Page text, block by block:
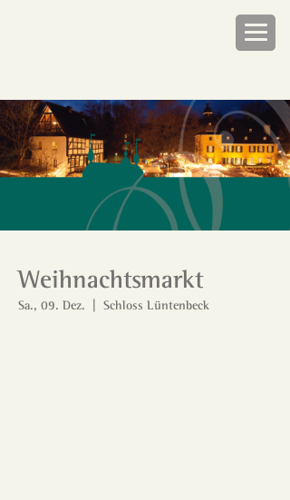
Weihnachtsmarkt
Sa., 09. Dez. Schloss Lüntenbeck